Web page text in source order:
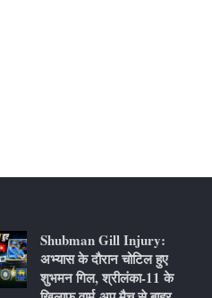
Shubman Gill Injury:
अभ्यास के दौरान चोटिल हुए
शुभमन गिल, श्रीलंका-11 के